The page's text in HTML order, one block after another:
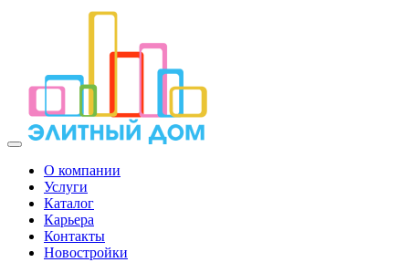
О компании
Услуги
Каталог
Карьера
Контакты
Новостройки